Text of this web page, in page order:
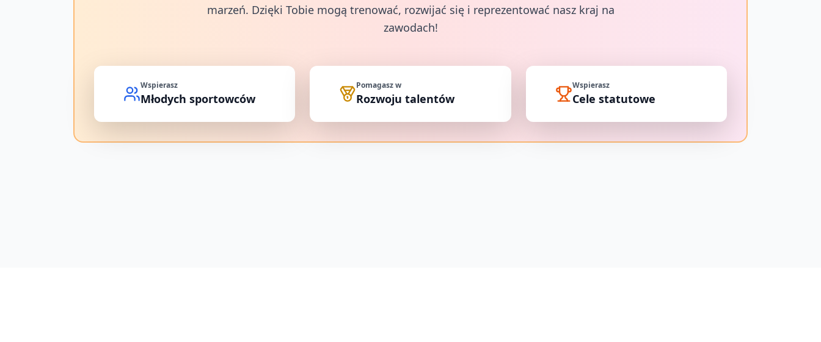
marzeń. Dzięki Tobie mogą trenować, rozwijać się i reprezentować nasz kraj na
zawodach!
Wspierasz
Młodych sportowców
Pomagasz w
Rozwoju talentów
Wspierasz
Cele statutowe